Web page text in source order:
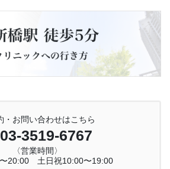
・お問い合わせはこちら
03-3519-6767
〈営業時間〉
20:00 土日祝10:00〜19:00